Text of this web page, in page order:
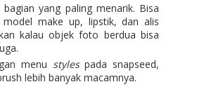
yang paling menarik. Bisa
make up, lipstik, dan alis
kalau objek foto berdua bisa
menu stylespada snapseed,
lebih banyak macamnya.